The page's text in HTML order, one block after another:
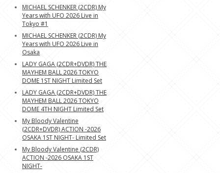
MICHAEL SCHENKER (2CDR) My
Years with UFO 2026 Live in
Tokyo #1
MICHAEL SCHENKER (2CDR) My
Years with UFO 2026 Live in
Osaka
LADY GAGA (2CDR+DVDR) THE
MAYHEM BALL 2026 TOKYO
DOME 1ST NIGHT Limited Set
LADY GAGA (2CDR+DVDR) THE
MAYHEM BALL 2026 TOKYO
DOME 4TH NIGHT Limited Set
My Bloody Valentine
(2CDR+DVDR) ACTION -2026
OSAKA 1ST NIGHT- Limited Set
My Bloody Valentine (2CDR)
ACTION -2026 OSAKA 1ST
NIGHT-